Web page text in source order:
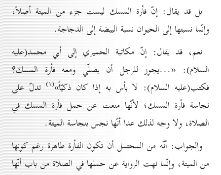
بل قد يقال: إنّ فأرة المسك ليست جزء من الميتة أصلاً،
وإنّما نسبتها إلى الحيوان نسبة البيضة إلى الدجاجة.
نعم، قد يقال: إنّ مكاتبة الحميري إلى أبي محمد(عليه
السلام): «...يجوز للرجل أن يصلّي ومعه فأرة المسك؟
فكتب(عليه السلام): لا بأس به إذا كان ذكيّاً»(۱)
تدلّ على
نجاسة فأرة المسك؛ لأنّها منعت عن حمل فأرة المسك في
الصلاة، ولا وجه لذلك عدا أنّها نجس بنجاسة الميتة.
والجواب: أنّه من المحتمل أن تكون الفأرة طاهرة رغم كونها
من الميتة، وإنّما نهت الرواية عن حملها في الصلاة من باب أنّها